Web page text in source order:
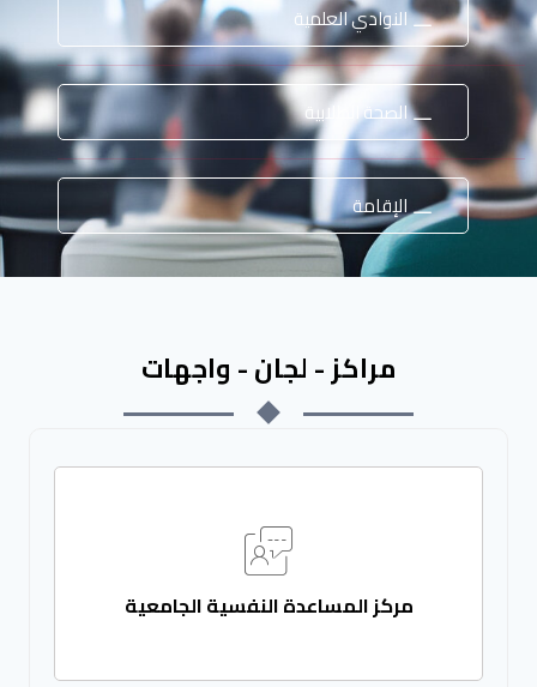
النوادي العلمية
الصحة الطلابية
الإقامة
مراكز - لجان - واجهات
مركز المساعدة النفسية الجامعية